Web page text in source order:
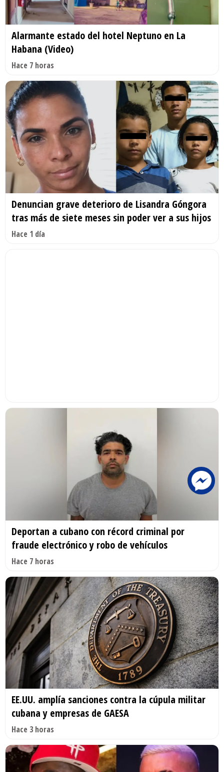
Alarmante estado del hotel Neptuno en La
Habana (Video)
Hace 7 horas
Denuncian grave deterioro de Lisandra Góngora
tras más de siete meses sin poder ver a sus hijos
Hace 1 día
Deportan a cubano con récord criminal por
fraude electrónico y robo de vehículos
Hace 7 horas
EE.UU. amplía sanciones contra la cúpula militar
cubana y empresas de GAESA
Hace 3 horas